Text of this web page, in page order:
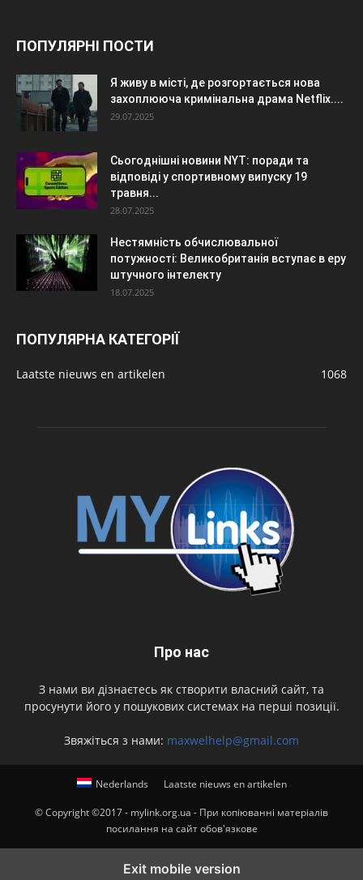
ПОПУЛЯРНІ ПОСТИ
Я живу в місті, де розгортається нова
захоплююча кримінальна драма Netflix....
29.07.2025
Сьогоднішні новини NYT: поради та
відповіді у спортивному випуску 19
травня...
28.07.2025
Нестямність обчислювальної
потужності: Великобританія вступає в еру
штучного інтелекту
18.07.2025
ПОПУЛЯРНА КАТЕГОРІЇ
Laatste nieuws en artikelen 1068
Про нас
З нами ви дізнаєтесь як створити власний сайт, та
просунути його у пошукових системах на перші позиції.
Звяжіться з нами: maxwelhelp@gmail.com
Nederlands Laatste nieuws en artikelen
© Copyright ©2017 - mylink.org.ua - При копіюванні матеріалів
посилання на сайт обов'язкове
Exit mobile version